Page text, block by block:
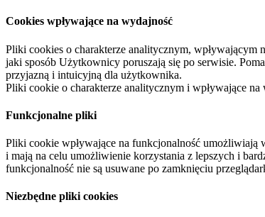
Cookies wpływające na wydajność
Pliki cookies o charakterze analitycznym, wpływającym
jaki sposób Użytkownicy poruszają się po serwisie.
przyjazną i intuicyjną dla użytkownika.
Pliki cookie o charakterze analitycznym i wpływające
Funkcjonalne pliki
Pliki cookie wpływające na funkcjonalność
i mają na celu umożliwienie korzystania z lepszych i
funkcjonalność nie są usuwane po zamknięciu
Niezbędne pliki cookies